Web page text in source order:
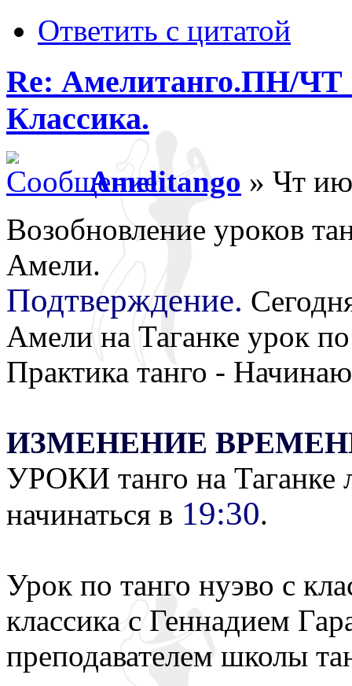
Ответить с цитатой
Re: Амелитанго.ПН/ЧТ
Классика.
Amelitango » Чт
Возобновление уроков
Амели.
Подтверждение.
Амели на Таганке урок
Практика танго -
ИЗМЕНЕНИЕ
УРОКИ танго на Таганке
начинаться в 19:30.
Урок по танго нуэво с
классика с Геннадием
преподавателем школы